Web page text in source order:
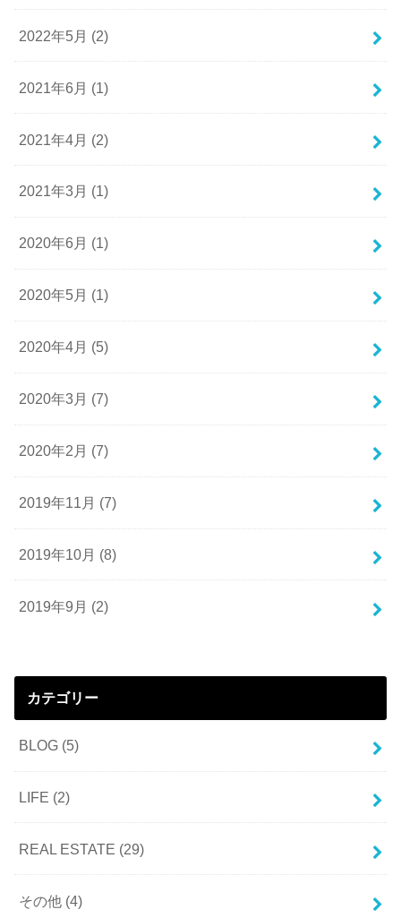
2022年5月 (2)
2021年6月 (1)
2021年4月 (2)
2021年3月 (1)
2020年6月 (1)
2020年5月 (1)
2020年4月 (5)
2020年3月 (7)
2020年2月 (7)
2019年11月 (7)
2019年10月 (8)
2019年9月 (2)
カテゴリー
BLOG (5)
LIFE (2)
REAL ESTATE (29)
その他 (4)